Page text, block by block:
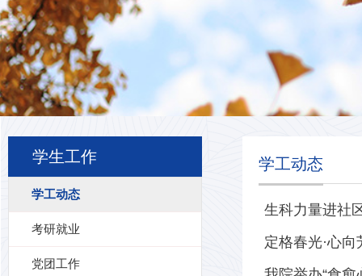
学生工作
学工动态
考研就业
党团工作
学工动态
生科力量进社
定格春光·心